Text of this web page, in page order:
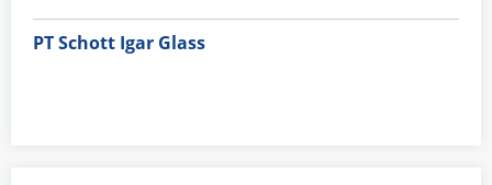
PT Schott Igar Glass